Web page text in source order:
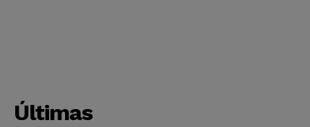
Últimas